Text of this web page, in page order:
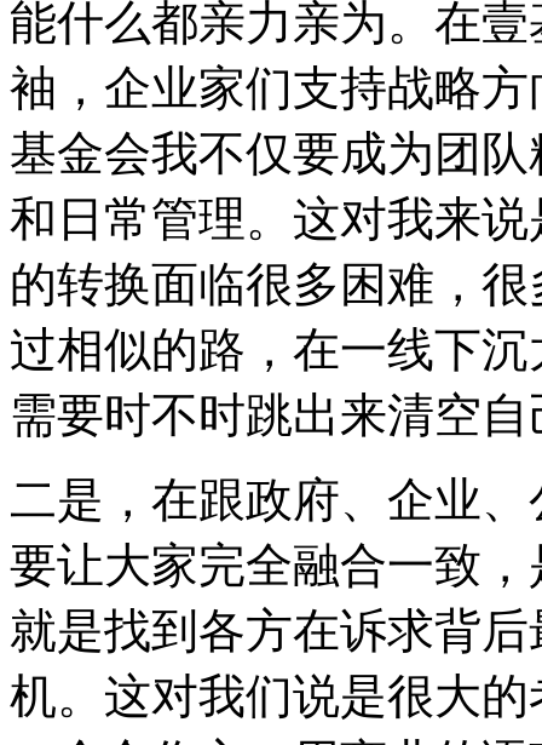
能什么都亲力亲为。在
袖，企业家们支持战略
基金会我不仅要成为团
和日常管理。这对我来
的转换面临很多困难，
过相似的路，在一线下
需要时不时跳出来清空
二是，在跟政府、企业
要让大家完全融合一致
就是找到各方在诉求背
机。这对我们说是很大